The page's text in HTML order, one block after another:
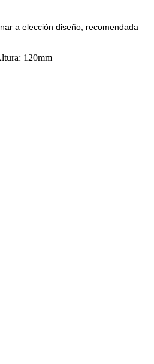
a elección diseño, recomendada
120mm